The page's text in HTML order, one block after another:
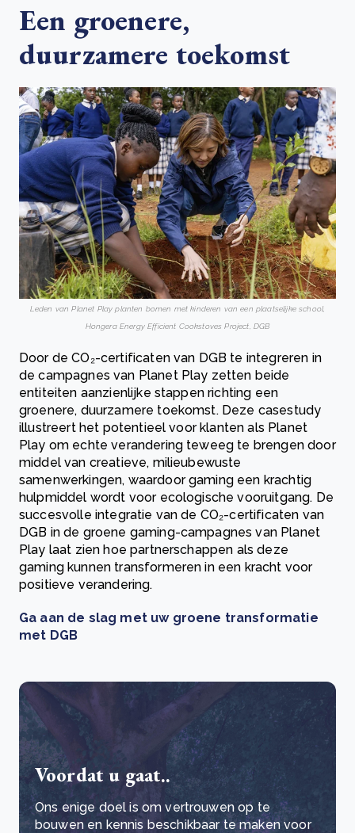
Een groenere,
duurzamere toekomst
Leden van Planet Play planten bomen met kinderen van een plaatselijke school,
Hongera Energy Efficient Cookstoves Project, DGB
Door de CO₂-certificaten van DGB te integreren in
de campagnes van Planet Play zetten beide
entiteiten aanzienlijke stappen richting een
groenere, duurzamere toekomst. Deze casestudy
illustreert het potentieel voor klanten als Planet
Play om echte verandering teweeg te brengen door
middel van creatieve, milieubewuste
samenwerkingen, waardoor gaming een krachtig
hulpmiddel wordt voor ecologische vooruitgang. De
succesvolle integratie van de CO₂-certificaten van
DGB in de groene gaming-campagnes van Planet
Play laat zien hoe partnerschappen als deze
gaming kunnen transformeren in een kracht voor
positieve verandering.
Ga aan de slag met uw groene transformatie
met DGB
Voordat u gaat..
Ons enige doel is om vertrouwen op te
bouwen en kennis beschikbaar te maken voor